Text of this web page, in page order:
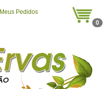
Meus Pedidos
0